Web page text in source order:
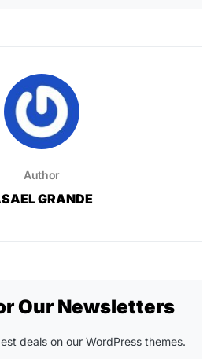
Author
GRANDE
Our Newsletters
deals on our WordPress themes.